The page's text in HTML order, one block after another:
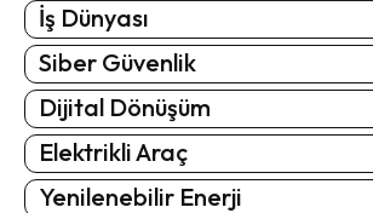
İş Dünyası
Siber Güvenlik
Dijital Dönüşüm
Elektrikli Araç
Yenilenebilir Enerji